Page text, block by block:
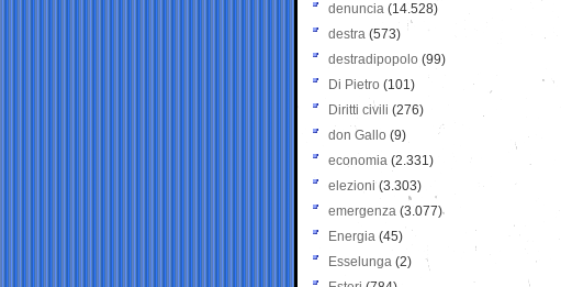
denuncia (14.528)
destra (573)
destradipopolo (99)
Di Pietro (101)
Diritti civili (276)
don Gallo (9)
economia (2.331)
elezioni (3.303)
emergenza (3.077)
Energia (45)
Esselunga (2)